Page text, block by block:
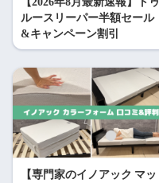
ルースリーパー半額セール
&キャンペーン割引
【専門家のイノアック マッ